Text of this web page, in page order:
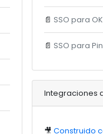
📄 SSO para
📄 SSO para
Integraciones
🎥Construido